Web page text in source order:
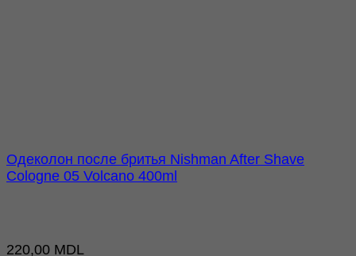
Одеколон после бритья Nishman After Shave
Cologne 05 Volcano 400ml
220,00 MDL